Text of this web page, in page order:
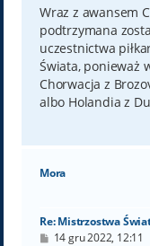
t
Wraz z awansem
podtrzymana
uczestnictwa
Świata, ponieważ
Chorwacja z
albo Holandia z
Mora
Re: Mistrzostwa
P14 gru 2022, 12:11